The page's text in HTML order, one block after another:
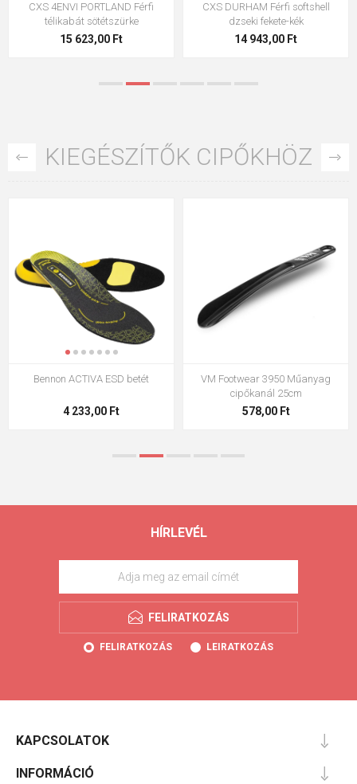
CXS MEMPHIS Gyerek kabát lila-
rózsaszín - tél
4 250,00 Ft
CXS MEMPHIS Gyerek téli kabát
4 250,00 Ft
KIEGÉSZÍTŐK CIPŐKHÖZ
VM Footwear 3950 Műanyag
578,00 Ft
VM Footwear 3009 talpbetét
2 108,00 Ft
HÍRLEVÉL
FELIRATKOZÁS
FELIRATKOZÁS LEIRATKOZÁS
KAPCSOLATOK
INFORMÁCIÓ